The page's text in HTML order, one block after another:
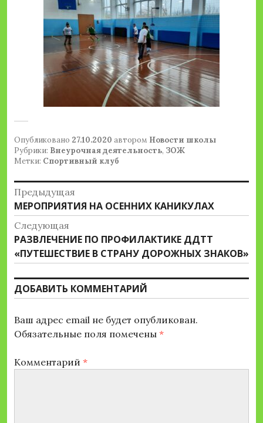
Опубликовано 27.10.2020 автором Новости школы
Рубрики: Внеурочная деятельность, ЗОЖ
Метки: Спортивный клуб
Навигация
по
записям
Предыдущая
Предыдущая
запись:
МЕРОПРИЯТИЯ НА ОСЕННИХ КАНИКУЛАХ
Следующая
Следующая
запись:
РАЗВЛЕЧЕНИЕ ПО ПРОФИЛАКТИКЕ ДДТТ
«ПУТЕШЕСТВИЕ В СТРАНУ ДОРОЖНЫХ ЗНАКОВ»
ДОБАВИТЬ КОММЕНТАРИЙ
Ваш адрес email не будет опубликован.
Обязательные поля помечены *
Комментарий *